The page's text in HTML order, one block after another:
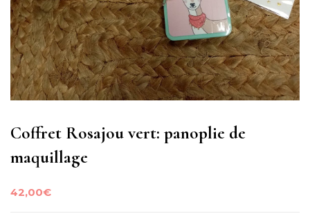
Coffret Rosajou vert: panoplie de
maquillage
42,00€